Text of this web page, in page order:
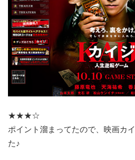
★★★☆
ポイント溜まってたので、映画カ
た♪